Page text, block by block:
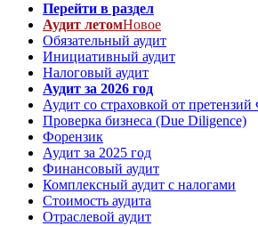
Перейти в раздел
Аудит летомНовое
Обязательный аудит
Инициативный аудит
Налоговый аудит
Аудит за 2026 год
Аудит со страховкой от
Проверка бизнеса (Due Diligence)
Форензик
Аудит за 2025 год
Финансовый аудит
Комплексный аудит с налогами
Стоимость аудита
Отраслевой аудит